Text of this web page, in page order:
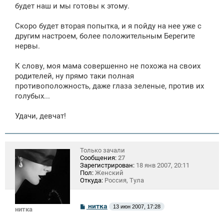
будет наш и мы готовы к этому.
Скоро будет вторая попытка, и я пойду на нее уже с
другим настроем, более положительным Берегите
нервы.
К слову, моя мама совершенно не похожа на своих
родителей, ну прямо таки полная
противоположность, даже глаза зеленые, против их
голубых...
Удачи, девчат!
нитка
Только зачали
Сообщения: 27
Зарегистрирован: 18 янв 2007, 20:11
Пол: Женский
Откуда: Россия, Тула
С
о
нитка 13 июн 2007, 17:28